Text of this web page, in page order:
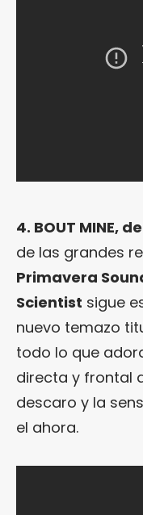
4. BOUT MINE,
de las grandes
Primavera
Scientist sigue
nuevo temazo
todo lo que
directa y frontal
descaro y la
el ahora.